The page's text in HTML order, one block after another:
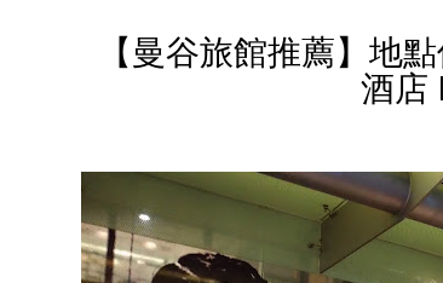
【曼谷旅館推薦】地
酒